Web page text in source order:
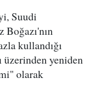
Suudi
Boğazı'nın
kullandığı
üzerinden yeniden
olarak